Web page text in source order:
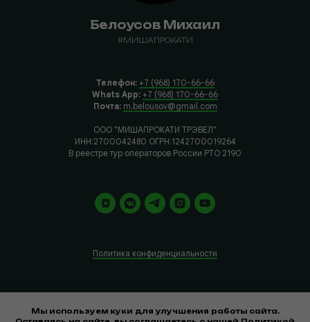
Белоусов Михаил
#МИШАПРОКАТИ
Телефон: +7 (968) 170-66-66
Whats App: +7 (968) 170-66-66
Почта: m.belousov@gmail.com
ООО "МИШАПРОКАТИ ТРЭВЕЛ"
ИНН:2700042480 ОГРН:1242700019264
В реестре тур операторов России РТО 2190
Политика конфиденциальности
*Компания Meta Platforms Inc., владеющая социальными сетями
Facebook и Instagram, по решению суда от 21.03.2022 признана
Мы используем куки для улучшения работы сайта.